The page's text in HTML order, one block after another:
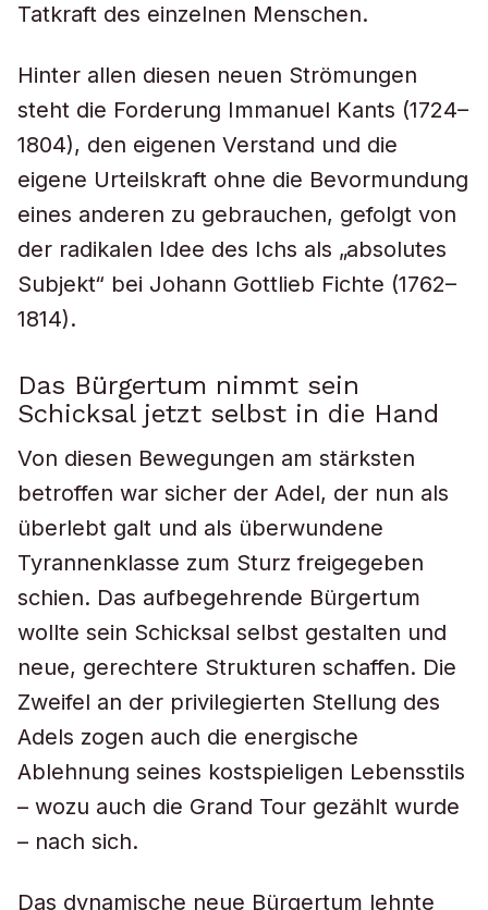
Tatkraft des einzelnen Menschen.
Hinter allen diesen neuen Strömungen
steht die Forderung Immanuel Kants (1724–
1804), den eigenen Verstand und die
eigene Urteilskraft ohne die Bevormundung
eines anderen zu gebrauchen, gefolgt von
der radikalen Idee des Ichs als „absolutes
Subjekt“ bei Johann Gottlieb Fichte (1762–
1814).
Das Bürgertum nimmt sein
Schicksal jetzt selbst in die Hand
Von diesen Bewegungen am stärksten
betroffen war sicher der Adel, der nun als
überlebt galt und als überwundene
Tyrannenklasse zum Sturz freigegeben
schien. Das aufbegehrende Bürgertum
wollte sein Schicksal selbst gestalten und
neue, gerechtere Strukturen schaffen. Die
Zweifel an der privilegierten Stellung des
Adels zogen auch die energische
Ablehnung seines kostspieligen Lebensstils
– wozu auch die Grand Tour gezählt wurde
– nach sich.
Das dynamische neue Bürgertum lehnte